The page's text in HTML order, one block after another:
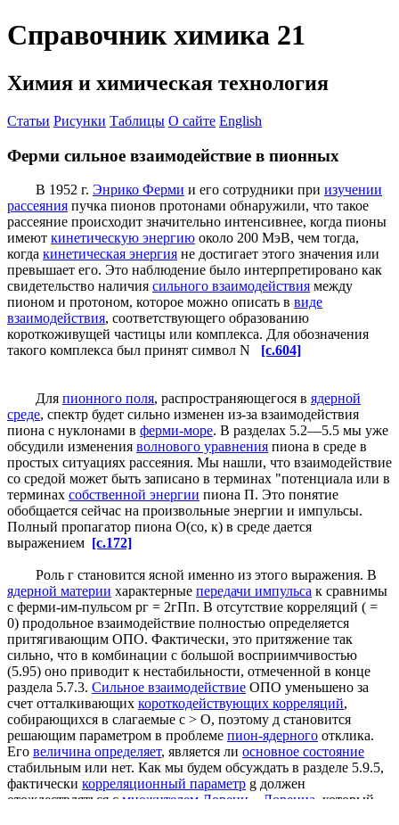
Справочник химика 21
Химия и химическая технология
Статьи Рисунки Таблицы О сайте English
Ферми сильное взаимодействие в пионных
В 1952 г. Энрико Ферми и его сотрудники при изучении
рассеяния пучка пионов протонами обнаружили, что такое
рассеяние происходит значительно интенсивнее, когда пионы
имеют кинетическую энергию около 200 МэВ, чем тогда,
когда кинетическая энергия не достигает этого значения или
превышает его. Это наблюдение было интерпретировано как
свидетельство наличия сильного взаимодействия между
пионом и протоном, которое можно описать в виде
взаимодействия, соответствующего образованию
короткоживущей частицы или комплекса. Для обозначения
такого комплекса был принят символ N [c.604]
Для пионного поля, распространяющегося в ядерной
среде, спектр будет сильно изменен из-за взаимодействия
пиона с нуклонами в ферми-море. В разделах 5.2—5.5 мы уже
обсудили изменения волнового уравнения пиона в среде в
простых ситуациях рассеяния. Мы нашли, что взаимодействие
со средой может быть записано в терминах "потенциала или в
терминах собственной энергии пиона П. Это понятие
обобщается сейчас на произвольные энергии и импульсы.
Полный пропагатор пиона О(со, к) в среде дается
выражением [c.172]
Роль г становится ясной именно из этого выражения. В
ядерной материи характерные передачи импульса к сравнимы
с ферми-им-пульсом рг = 2гПп. В отсутствие корреляций ( =
0) продольное взаимодействие полностью определяется
притягивающим ОПО. Фактически, это притяжение так
сильно, что в комбинации с большой восприимчивостью
(5.95) оно приводит к нестабильности, отмеченной в конце
раздела 5.7.3. Сильное взаимодействие ОПО уменьшено за
счет отталкивающих короткодействующих корреляций,
собирающихся в слагаемые с > О, поэтому д становится
решающим параметром в проблеме пион-ядерного отклика.
Его величина определяет, является ли основное состояние
стабильным или нет. Как мы будем обсуждать в разделе 5.9.5,
фактически корреляционный параметр g должен
отождествляться с множителем Лоренц—Лоренца , который